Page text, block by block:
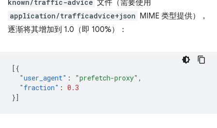
known/traffic-advice 文件（需要使用
application/trafficadvice+json MIME 类型提供），
逐渐将其增加到 1.0（即 100%）：
[{
"user_agent" : "prefetch-proxy" ,
"fraction" : 0.3
}]